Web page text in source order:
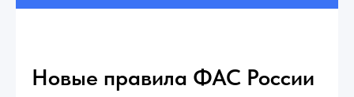
Новые правила ФАС России